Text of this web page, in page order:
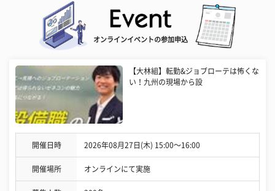
オンラインイベントの参加申込
【大林組】転勤&ジョブローテは怖くな
い！九州の現場から設
開催日時 2026年08月27日(木) 15:00〜16:00
開催場所 オンラインにて実施